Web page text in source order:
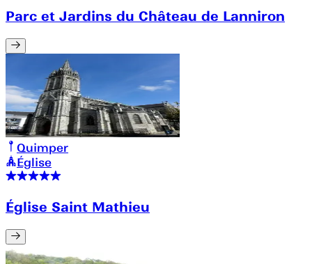
Parc et Jardins du Château de Lanniron
Quimper
Église
Église Saint Mathieu